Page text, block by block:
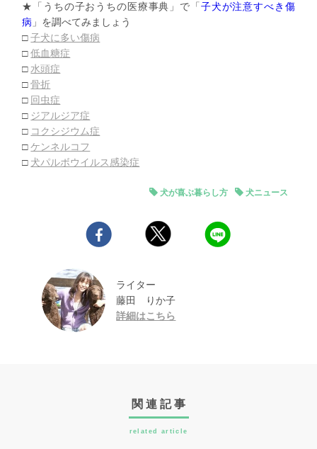
★「うちの子おうちの医療事典」で 「 子犬が注意すべき傷
病 」 を調べてみましょう
□子犬に多い傷病
□低血糖症
□ 水頭症
□骨折
□ 回虫症
□ ジアルジア症
□ コクシジウム症
□ケンネルコフ
□ 犬パルボウイルス感染症
犬が喜ぶ暮らし方 犬ニュース
ライター
藤田 りか子
詳細はこちら
関連記事
related article